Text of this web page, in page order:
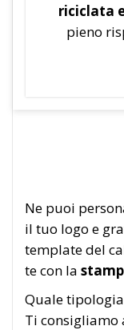
riciclata
pieno
Ne puoi
il tuo logo e
template del
te con la
Quale
Ti consigliamo